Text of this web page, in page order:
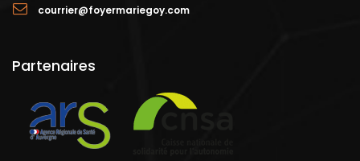
courrier@foyermariegoy.com
Partenaires